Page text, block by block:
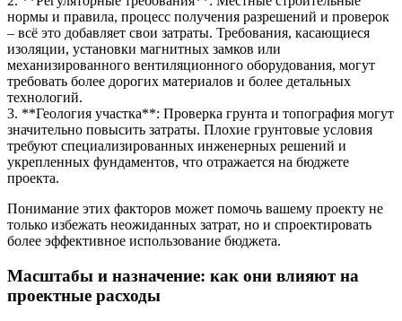
нормы и правила, процесс получения разрешений и проверок
– всё это добавляет свои затраты. Требования, касающиеся
изоляции, установки магнитных замков или
механизированного вентиляционного оборудования, могут
требовать более дорогих материалов и более детальных
технологий.
3. **Геология участка**: Проверка грунта и топография могут
значительно повысить затраты. Плохие грунтовые условия
требуют специализированных инженерных решений и
укрепленных фундаментов, что отражается на бюджете
проекта.
Понимание этих факторов может помочь вашему проекту не
только избежать неожиданных затрат, но и спроектировать
более эффективное использование бюджета.
Масштабы и назначение: как они влияют на
проектные расходы